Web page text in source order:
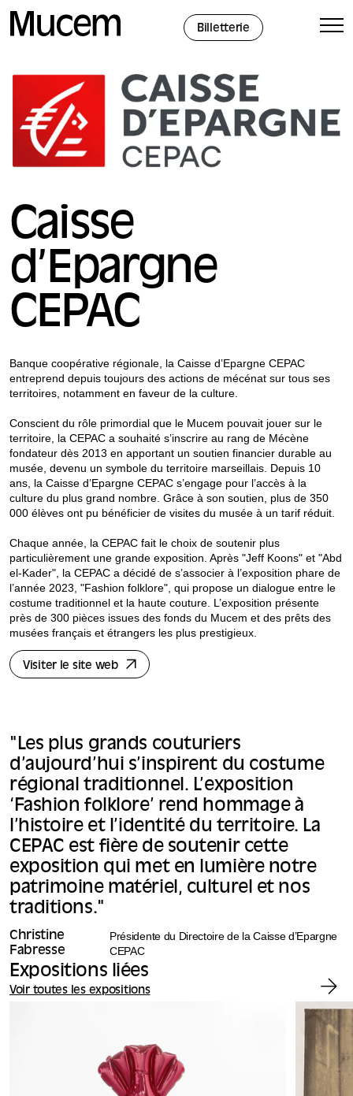
Billetterie
Caisse
d’Epargne
CEPAC
Banque coopérative régionale, la Caisse d’Epargne CEPAC
entreprend depuis toujours des actions de mécénat sur tous ses
territoires, notamment en faveur de la culture.
Conscient du rôle primordial que le Mucem pouvait jouer sur le
territoire, la CEPAC a souhaité s’inscrire au rang de Mécène
fondateur dès 2013 en apportant un soutien financier durable au
musée, devenu un symbole du territoire marseillais. Depuis 10
ans, la Caisse d’Epargne CEPAC s’engage pour l’accès à la
culture du plus grand nombre. Grâce à son soutien, plus de 350
000 élèves ont pu bénéficier de visites du musée à un tarif réduit.
Chaque année, la CEPAC fait le choix de soutenir plus
particulièrement une grande exposition. Après "Jeff Koons" et "Abd
el-Kader", la CEPAC a décidé de s’associer à l’exposition phare de
l’année 2023, "Fashion folklore", qui propose un dialogue entre le
costume traditionnel et la haute couture. L’exposition présente
près de 300 pièces issues des fonds du Mucem et des prêts des
musées français et étrangers les plus prestigieux.
Visiter le site web
"Les plus grands couturiers
d’aujourd’hui s’inspirent du costume
régional traditionnel. L’exposition
‘Fashion folklore’ rend hommage à
l’histoire et l’identité du territoire. La
CEPAC est fière de soutenir cette
exposition qui met en lumière notre
patrimoine matériel, culturel et nos
traditions."
Christine
Fabresse
Présidente du Directoire de la Caisse d’Epargne
CEPAC
Expositions liées
Voir toutes les expositions